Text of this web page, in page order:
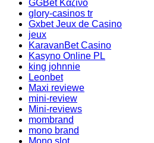
GGBet Καζίνο
glory-casinos tr
Gxbet Jeux de Casino
jeux
KaravanBet Casino
Kasyno Online PL
king johnnie
Leonbet
Maxi reviewe
mini-review
Mini-reviews
mombrand
mono brand